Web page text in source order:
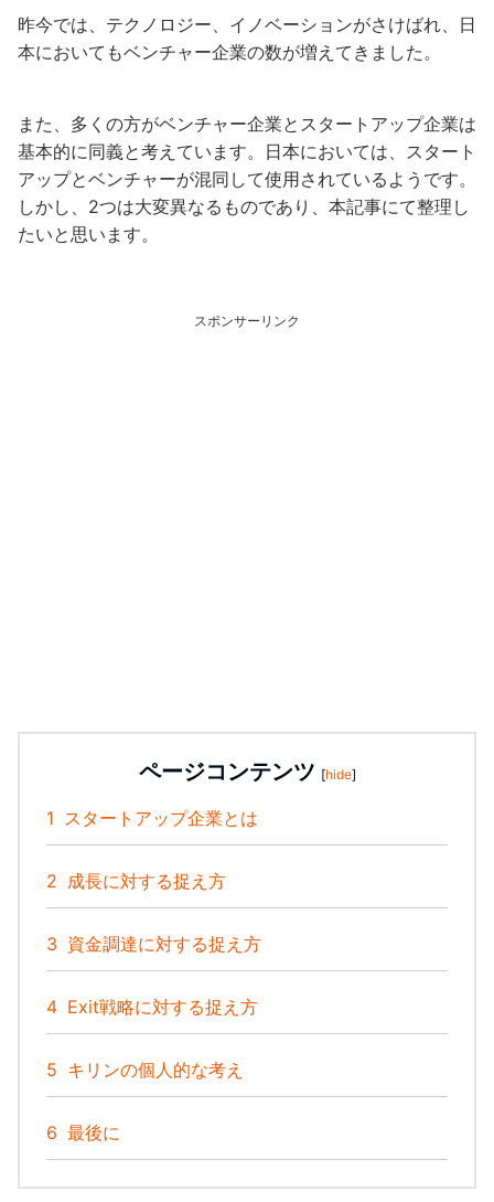
昨今では、テクノロジー、イノベーションがさけばれ、日
本においてもベンチャー企業の数が増えてきました。
また、多くの方がベンチャー企業とスタートアップ企業は
基本的に同義と考えています。日本においては、スタート
アップとベンチャーが混同して使用されているようです。
しかし、2つは大変異なるものであり、本記事にて整理し
たいと思います。
スポンサーリンク
ページコンテンツ [hide]
1 スタートアップ企業とは
2 成長に対する捉え方
3 資金調達に対する捉え方
4 Exit戦略に対する捉え方
5 キリンの個人的な考え
6 最後に